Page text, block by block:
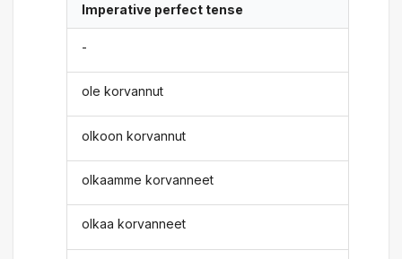
Imperative perfect tense
-
ole korvannut
olkoon korvannut
olkaamme korvanneet
olkaa korvanneet